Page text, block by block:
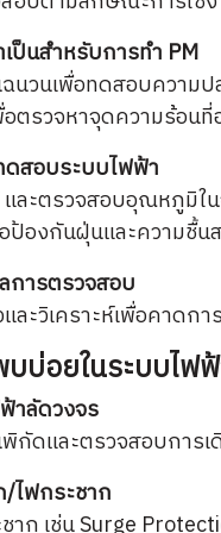
ป็นสำหรับการทำ PM
นวนเพื่อทดสอบความ
ตรวจหาจุดความร้อนที่
สอบระบบไฟฟ้า
ละตรวจสอบอุณหภูมิใ
องกันฝุ่นและความชื้น
การตรวจสอบ
ะวิเคราะห์เพื่อคาด
บ่อยในระบบไฟ
าลัดวงจร
กัดและตรวจสอบการ
ฟกระชาก
ก เช่น Surge